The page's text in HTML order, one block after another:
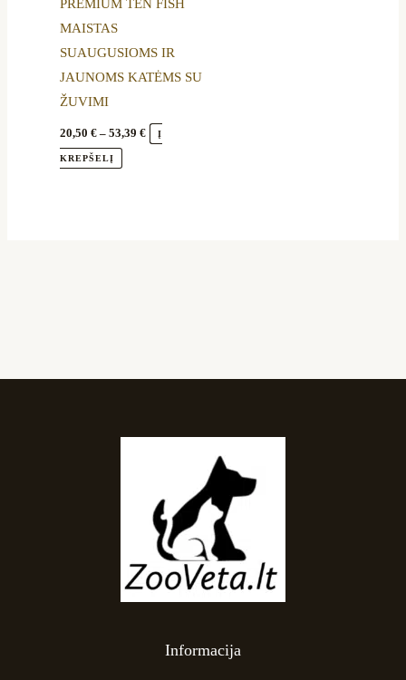
PREMIUM TEN FISH
MAISTAS
SUAUGUSIOMS IR
JAUNOMS KATĖMS SU
ŽUVIMI
20,50€ – 53,39€ Į
KREPŠELĮ
be
on
the
page
Informacija